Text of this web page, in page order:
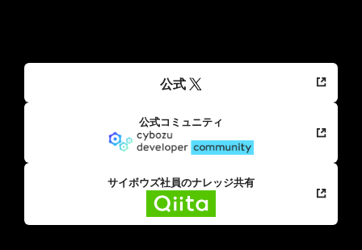
公式
公式コミュニティ
サイボウズ社員のナレッジ共有